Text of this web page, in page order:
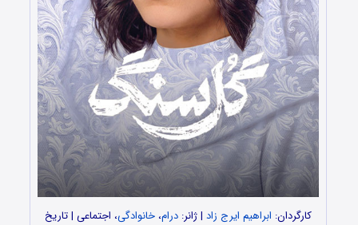
کارگردان: ابراهیم ایرج زاد | ژانر: درام، خانوادگی، اجتماعی | تاریخ